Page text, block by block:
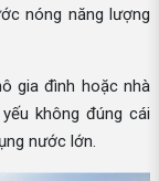
nóng năng lượng
gia đình hoặc nhà
không đúng cái
nước lớn.